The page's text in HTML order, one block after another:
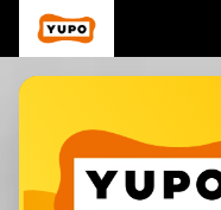
Navigation Menu
Main navigation menu for